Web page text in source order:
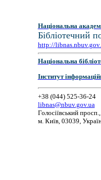
Національна
Бібліотечний
http://
Національна
Інститут
+38 (044) 525-36-24
libnas@nbuv.gov.ua
Голосіївський
м. Київ, 03039,